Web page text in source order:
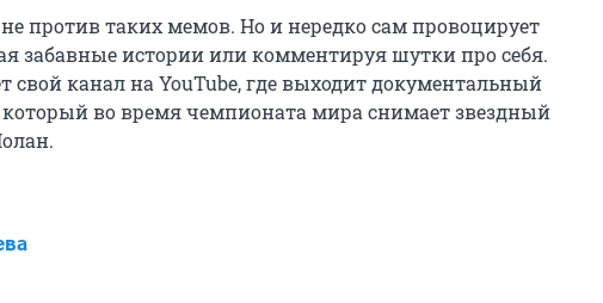
против таких мемов. Но и нередко сам провоцирует
забавные истории или комментируя шутки про себя.
свой канал на YouTube, где выходит документальный
который во время чемпионата мира снимает звездный